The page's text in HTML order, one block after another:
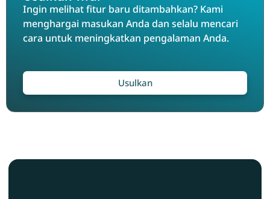
Ingin melihat fitur baru ditambahkan? Kami
menghargai masukan Anda dan selalu mencari
cara untuk meningkatkan pengalaman Anda.
Usulkan